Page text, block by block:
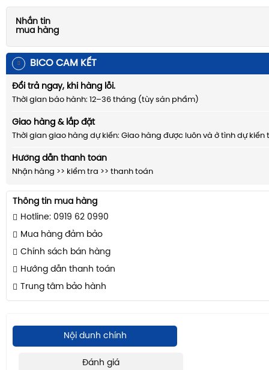
Nhắn tin
mua hàng
BICO CAM KẾT
Đổi trả ngay, khi hàng lỗi.
Thời gian bảo hành: 12–36 tháng (tùy sản phẩm)
Giao hàng & lắp đặt
Thời gian giao hàng dự kiến: Giao hàng được luôn và ở tình dự kiến
Hướng dẫn thanh toán
Nhận hàng >> kiểm tra >> thanh toán
Thông tin mua hàng
Hotline: 0919 62 0990
Mua hàng đảm bảo
Chính sách bán hàng
Hướng dẫn thanh toán
Trung tâm bảo hành
Nội dunh chính
Đánh giá